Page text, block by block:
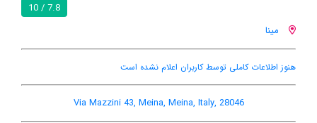
7.8 / 10
مینا
هنوز اطلاعات کاملی توسط کاربران اعلام نشده است
Via Mazzini 43, Meina, Meina, Italy, 28046